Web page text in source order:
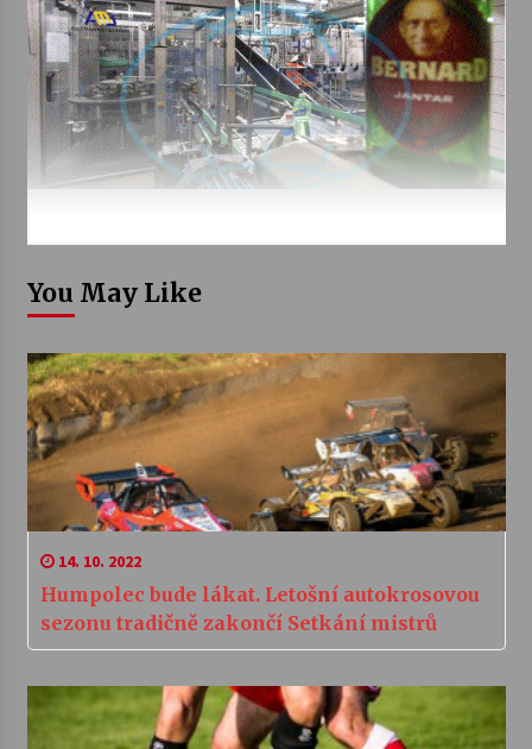
You May Like
14. 10. 2022
Humpolec bude lákat. Letošní autokrosovou
sezonu tradičně zakončí Setkání mistrů